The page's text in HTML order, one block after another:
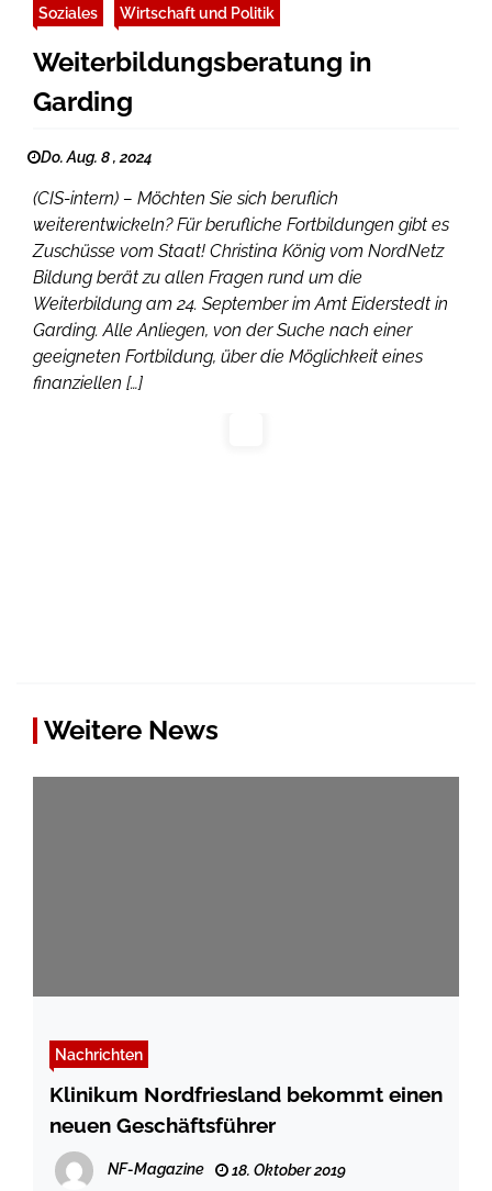
Soziales Wirtschaft und Politik
Weiterbildungsberatung in
Garding
Do. Aug. 8 , 2024
(CIS-intern) – Möchten Sie sich beruflich
weiterentwickeln? Für berufliche Fortbildungen gibt es
Zuschüsse vom Staat! Christina König vom NordNetz
Bildung berät zu allen Fragen rund um die
Weiterbildung am 24. September im Amt Eiderstedt in
Garding. Alle Anliegen, von der Suche nach einer
geeigneten Fortbildung, über die Möglichkeit eines
finanziellen […]
Weitere News
Nachrichten
Klinikum Nordfriesland bekommt einen
neuen Geschäftsführer
NF-Magazine 18. Oktober 2019